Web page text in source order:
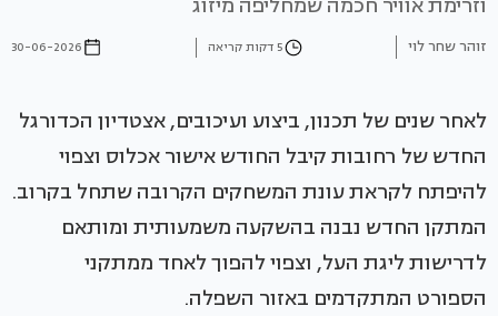
זוהר שחר לוי 5 דקות קריאה 30-06-2026
לאחר שנים של תכנון, ביצוע ועיכובים, אצטדיון הכדורגל
החדש של רחובות קיבל החודש אישור אכלוס וצפוי
להיפתח לקראת עונת המשחקים הקרובה שתחל בקרוב.
המתקן החדש נבנה בהשקעה משמעותית ומותאם
לדרישות ליגת העל, וצפוי להפוך לאחד ממתקני
הספורט המתקדמים באזור השפלה.